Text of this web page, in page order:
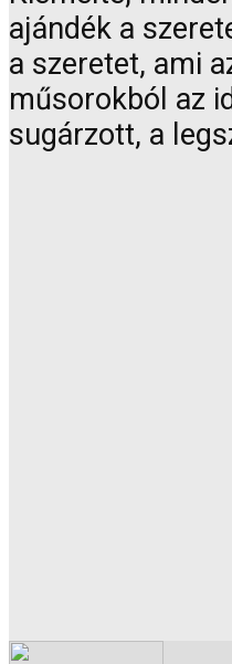
ajándék a
a szeretet, ami
műsorokból az
sugárzott, a